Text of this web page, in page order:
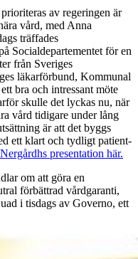
av regeringen är
vård, med Anna
träffades
Socialdepartementet för en
från Sveriges
läkarförbund, Kommunal
bra och intressant möte
skulle det lyckas nu, när
vård tidigare under lång
är att det byggs
ett klart och tydligt patient-
presentation här.
om att göra en
förbättrad vårdgaranti,
i tisdags av Governo, ett